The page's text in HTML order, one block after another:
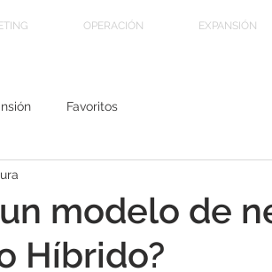
OPERACIÓN EXPANSIÓN
Favoritos
modelo de
Híbrido?